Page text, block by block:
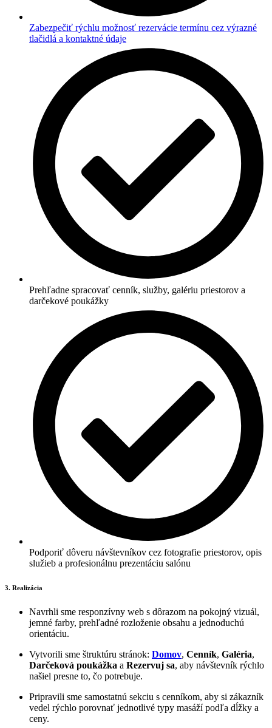
Zabezpečiť rýchlu možnosť rezervácie termínu cez výrazné
tlačidlá a kontaktné údaje
Prehľadne spracovať cenník, služby, galériu priestorov a
darčekové poukážky
Podporiť dôveru návštevníkov cez fotografie priestorov, opis
služieb a profesionálnu prezentáciu salónu
3. Realizácia
Navrhli sme responzívny web s dôrazom na pokojný vizuál,
jemné farby, prehľadné rozloženie obsahu a jednoduchú
orientáciu.
Vytvorili sme štruktúru stránok: Domov, Cenník, Galéria,
Darčeková poukážka a Rezervuj sa, aby návštevník rýchlo
našiel presne to, čo potrebuje.
Pripravili sme samostatnú sekciu s cenníkom, aby si zákazník
vedel rýchlo porovnať jednotlivé typy masáží podľa dĺžky a
ceny.